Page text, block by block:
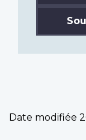
Date modifiée